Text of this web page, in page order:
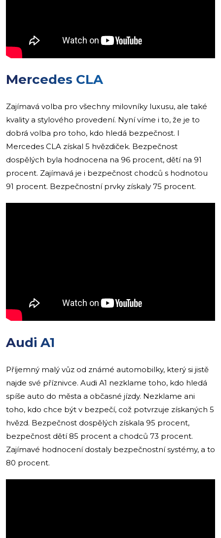
Mercedes CLA
Zajímavá volba pro všechny milovníky luxusu, ale také
kvality a stylového provedení. Nyní víme i to, že je to
dobrá volba pro toho, kdo hledá bezpečnost. I
Mercedes CLA získal 5 hvězdiček. Bezpečnost
dospělých byla hodnocena na 96 procent, dětí na 91
procent. Zajímavá je i bezpečnost chodců s hodnotou
91 procent. Bezpečnostní prvky získaly 75 procent.
Audi A1
Příjemný malý vůz od známé automobilky, který si jistě
najde své příznivce. Audi A1 nezklame toho, kdo hledá
spíše auto do města a občasné jízdy. Nezklame ani
toho, kdo chce být v bezpečí, což potvrzuje získaných 5
hvězd. Bezpečnost dospělých získala 95 procent,
bezpečnost dětí 85 procent a chodců 73 procent.
Zajímavé hodnocení dostaly bezpečnostní systémy, a to
80 procent.